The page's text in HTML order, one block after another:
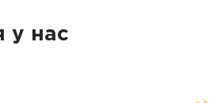
у нас